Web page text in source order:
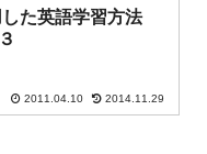
た英語学習方法
2011.04.10 2014.11.29